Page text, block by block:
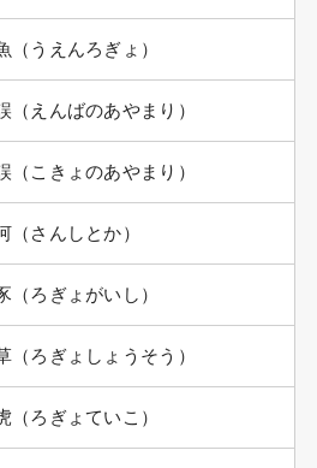
（うえんろぎょ）
（えんばのあやまり）
（こきょのあやまり）
（さんしとか）
（ろぎょがいし）
（ろぎょしょうそう）
（ろぎょていこ）